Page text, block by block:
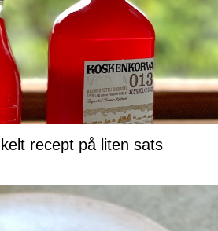
recept på liten sats